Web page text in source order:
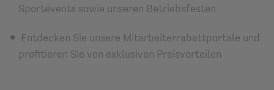
Sportevents sowie unseren Betriebsfesten
Entdecken Sie unsere Mitarbeiterrabattportale und
profitieren Sie von exklusiven Preisvorteilen